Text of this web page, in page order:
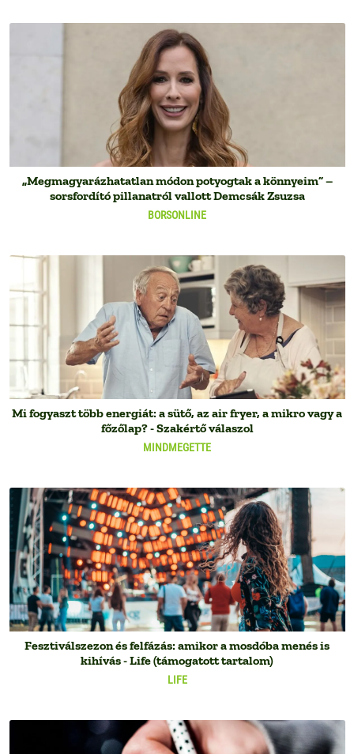
BORSONLINE
„Megmagyarázhatatlan módon potyogtak a könnyeim” –
sorsfordító pillanatról vallott Demcsák Zsuzsa
MINDMEGETTE
Mi fogyaszt több energiát: a sütő, az air fryer, a mikro vagy a
főzőlap? - Szakértő válaszol
LIFE
Fesztiválszezon és felfázás: amikor a mosdóba menés is
kihívás - Life (támogatott tartalom)